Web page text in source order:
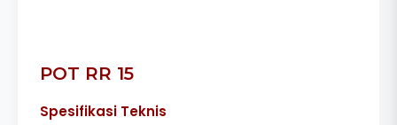
POT RR 15
Spesifikasi Teknis